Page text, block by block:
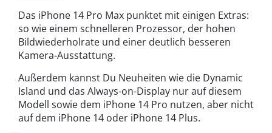
Das iPhone 14 Pro Max punktet mit einigen Extras:
so wie einem schnelleren Prozessor, der hohen
Bildwiederholrate und einer deutlich besseren
Kamera-Ausstattung.
Außerdem kannst Du Neuheiten wie die Dynamic
Island und das Always-on-Display nur auf diesem
Modell sowie dem iPhone 14 Pro nutzen, aber nicht
auf dem iPhone 14 oder iPhone 14 Plus.